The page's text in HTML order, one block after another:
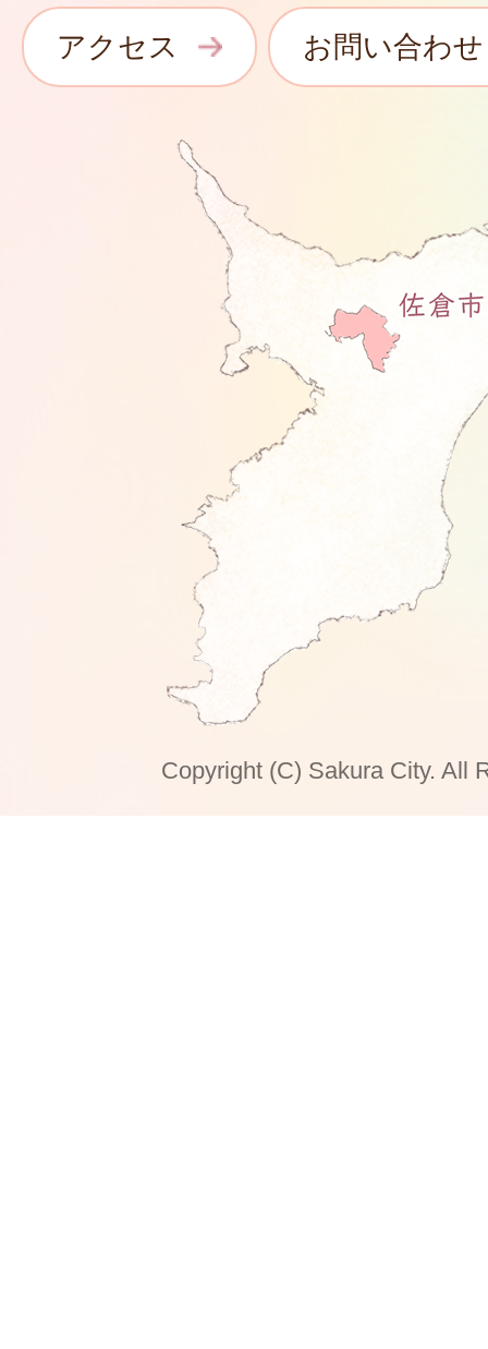
アクセス お問い合わせ
Copyright (C) Sakura City. All